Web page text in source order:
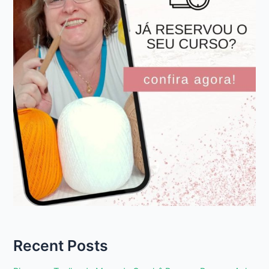
Recent Posts